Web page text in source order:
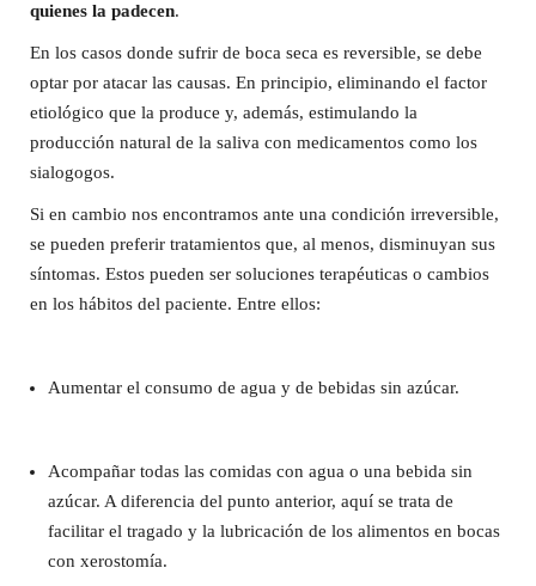
quienes la padecen.
En los casos donde sufrir de boca seca es reversible, se debe
optar por atacar las causas. En principio, eliminando el factor
etiológico que la produce y, además, estimulando la
producción natural de la saliva con medicamentos como los
sialogogos.
Si en cambio nos encontramos ante una condición irreversible,
se pueden preferir tratamientos que, al menos, disminuyan sus
síntomas. Estos pueden ser soluciones terapéuticas o cambios
en los hábitos del paciente. Entre ellos:
Aumentar el consumo de agua y de bebidas sin azúcar.
Acompañar todas las comidas con agua o una bebida sin
azúcar. A diferencia del punto anterior, aquí se trata de
facilitar el tragado y la lubricación de los alimentos en bocas
con xerostomía.